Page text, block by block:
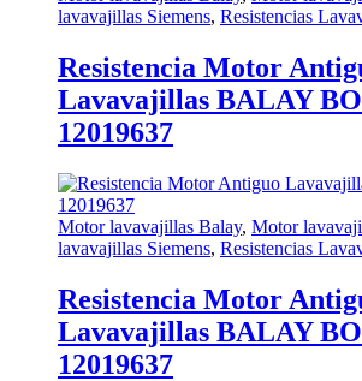
lavavajillas Siemens, Resistencias
Resistencia Motor
Lavavajillas BALAY
12019637
Motor lavavajillas Balay, Motor
lavavajillas Siemens, Resistencias
Resistencia Motor
Lavavajillas BALAY
12019637